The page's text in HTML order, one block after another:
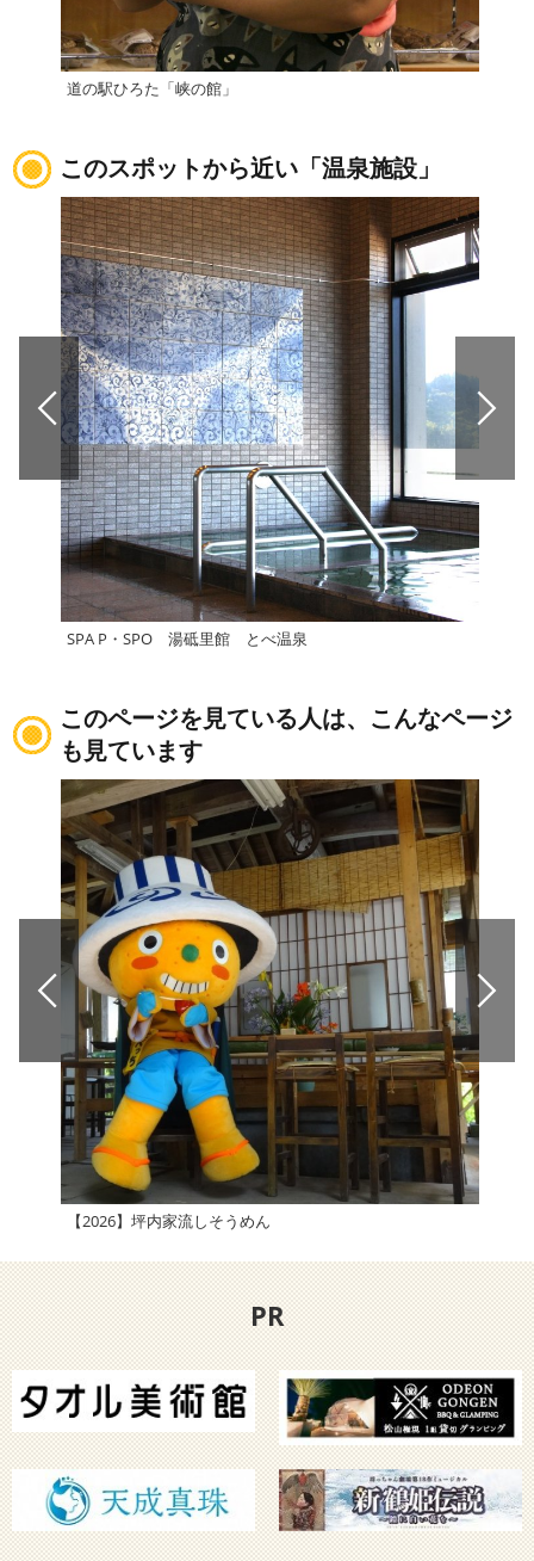
道の駅ひろた「峡の館」
このスポットから近い「温泉施設」
SPA P・SPO 湯砥里館 とべ温泉
このページを見ている人は、こんなページ
も見ています
【2026】坪内家流しそうめん
PR